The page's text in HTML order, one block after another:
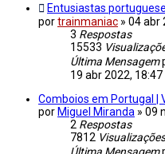
Entusiastas
portrainmaniac » 04 abr
3 Respostas
15533
Última Mensagem
19 abr 2022, 18:47
Comboios em Portugal |
por Miguel Miranda » 09
2 Respostas
7812 Visualizações